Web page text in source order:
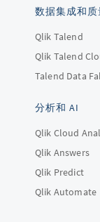
数据集成和质
Qlik Talend
Qlik Talend
Talend Data
分析和 AI
Qlik Cloud
Qlik Answers
Qlik Predict
Qlik Automate